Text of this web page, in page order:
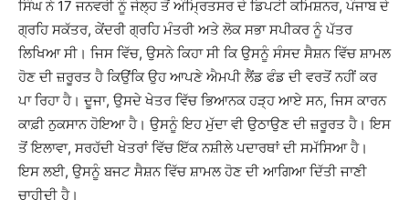
ਸਿੰਘ ਨੇ 17 ਜਨਵਰੀ ਨੂੰ ਜੇਲ੍ਹ ਤੋਂ ਅੰਮ੍ਰਿਤਸਰ ਦੇ ਡਿਪਟੀ ਕਮਿਸ਼ਨਰ, ਪੰਜਾਬ ਦੇ
ਗ੍ਰਹਿ ਸਕੱਤਰ, ਕੇਂਦਰੀ ਗ੍ਰਹਿ ਮੰਤਰੀ ਅਤੇ ਲੋਕ ਸਭਾ ਸਪੀਕਰ ਨੂੰ ਪੱਤਰ
ਲਿਖਿਆ ਸੀ। ਜਿਸ ਵਿੱਚ, ਉਸਨੇ ਕਿਹਾ ਸੀ ਕਿ ਉਸਨੂੰ ਸੰਸਦ ਸੈਸ਼ਨ ਵਿੱਚ ਸ਼ਾਮਲ
ਹੋਣ ਦੀ ਜ਼ਰੂਰਤ ਹੈ ਕਿਉਂਕਿ ਉਹ ਆਪਣੇ ਐਮਪੀ ਲੈਂਡ ਫੰਡ ਦੀ ਵਰਤੋਂ ਨਹੀਂ ਕਰ
ਪਾ ਰਿਹਾ ਹੈ। ਦੂਜਾ, ਉਸਦੇ ਖੇਤਰ ਵਿੱਚ ਭਿਆਨਕ ਹੜ੍ਹ ਆਏ ਸਨ, ਜਿਸ ਕਾਰਨ
ਕਾਫ਼ੀ ਨੁਕਸਾਨ ਹੋਇਆ ਹੈ। ਉਸਨੂੰ ਇਹ ਮੁੱਦਾ ਵੀ ਉਠਾਉਣ ਦੀ ਜ਼ਰੂਰਤ ਹੈ। ਇਸ
ਤੋਂ ਇਲਾਵਾ, ਸਰਹੱਦੀ ਖੇਤਰਾਂ ਵਿੱਚ ਇੱਕ ਨਸ਼ੀਲੇ ਪਦਾਰਥਾਂ ਦੀ ਸਮੱਸਿਆ ਹੈ।
ਇਸ ਲਈ, ਉਸਨੂੰ ਬਜਟ ਸੈਸ਼ਨ ਵਿੱਚ ਸ਼ਾਮਲ ਹੋਣ ਦੀ ਆਗਿਆ ਦਿੱਤੀ ਜਾਣੀ
ਚਾਹੀਦੀ ਹੈ।